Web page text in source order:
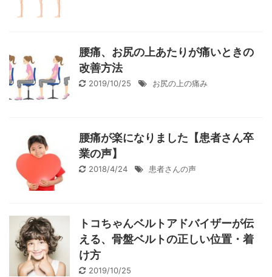
腰痛、お尻の上あたりが痛いときの
改善方法
2019/10/25 お尻の上の痛み
腰痛が楽になりました【患者さん卒
業の声】
2018/4/24 患者さんの声
トコちゃんベルトアドバイザーが伝
える、骨盤ベルトの正しい位置・着
け方
2019/10/25